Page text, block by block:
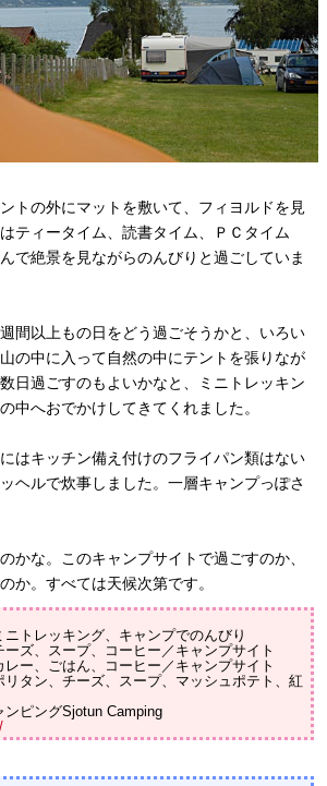
トの外にマットを敷いて、フィヨルドを見
ティータイム、読書タイム、ＰＣタイム
で絶景を見ながらのんびりと過ごしていま
間以上もの日をどう過ごそうかと、いろい
の中に入って自然の中にテントを張りなが
日過ごすのもよいかなと、ミニトレッキン
中へおでかけしてきてくれました。
はキッチン備え付けのフライパン類はない
ヘルで炊事しました。一層キャンプっぽさ
かな。このキャンプサイトで過ごすのか、
か。すべては天候次第です。
トレッキング、キャンプでのんびり
ズ、スープ、コーヒー／キャンプサイト
ー、ごはん、コーヒー／キャンプサイト
タン、チーズ、スープ、マッシュポテト、紅
ピングSjotun Camping